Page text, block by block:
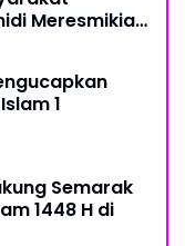
Meresmikian
1
Semarak
1448 H di